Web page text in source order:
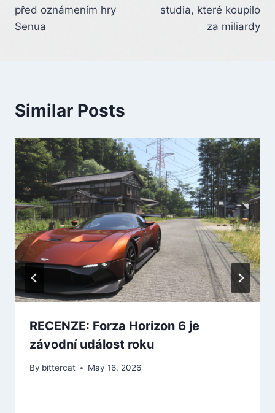
před oznámením hry
Senua
studia, které koupilo
za miliardy
Similar Posts
RECENZE: Forza Horizon 6 je
závodní událost roku
By bittercat May 16, 2026